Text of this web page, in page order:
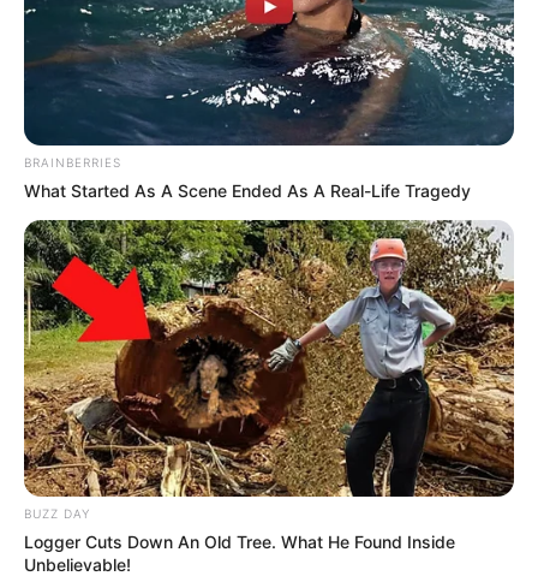
Blade’s Dance With You One Step Forward
1 ULASAN
Laila
12 Januari 2023 at 11:13
Drachin terbaru
Cerita
8/10
Pemain
9/10
Akting
8/10
Musik
9/10
BRAINBERRIES
What Started As A Scene Ended As A Real-Life Tragedy
BUZZ DAY
Logger Cuts Down An Old Tree. What He Found Inside
Unbelievable!